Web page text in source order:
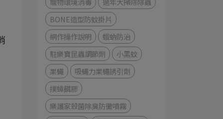
BONE造型防蚊掛片
網作操作說明
蛾蚋防治
駐樂寶昆蟲調節劑
小黑蚊
果蠅
吸蠅力果蠅誘引劑
撲蟑餌膠
樂護家殺菌除臭防黴噴霧